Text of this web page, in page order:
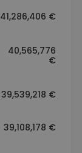
41,286,406 €
40,565,776
€
39,539,218 €
39,108,178 €